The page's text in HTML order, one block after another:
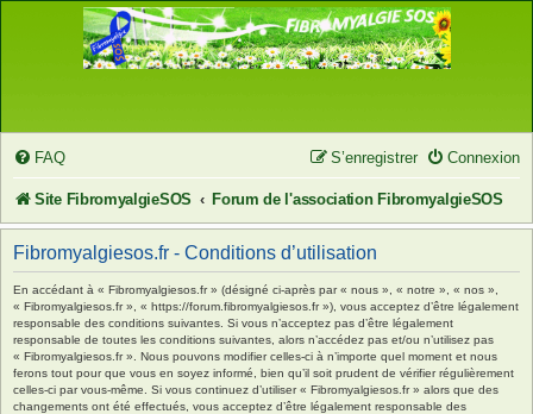
FAQ Connexion
S’enregistrer
Site FibromyalgieSOS Forum de l'association FibromyalgieSOS
Fibromyalgiesos.fr - Conditions d’utilisation
En accédant à « Fibromyalgiesos.fr » (désigné ci-après par « nous », « notre », « nos »,
« Fibromyalgiesos.fr », « https://forum.fibromyalgiesos.fr »), vous acceptez d’être légalement
responsable des conditions suivantes. Si vous n’acceptez pas d’être légalement
responsable de toutes les conditions suivantes, alors n’accédez pas et/ou n’utilisez pas
« Fibromyalgiesos.fr ». Nous pouvons modifier celles-ci à n’importe quel moment et nous
ferons tout pour que vous en soyez informé, bien qu’il soit prudent de vérifier régulièrement
celles-ci par vous-même. Si vous continuez d’utiliser « Fibromyalgiesos.fr » alors que des
changements ont été effectués, vous acceptez d’être légalement responsable des